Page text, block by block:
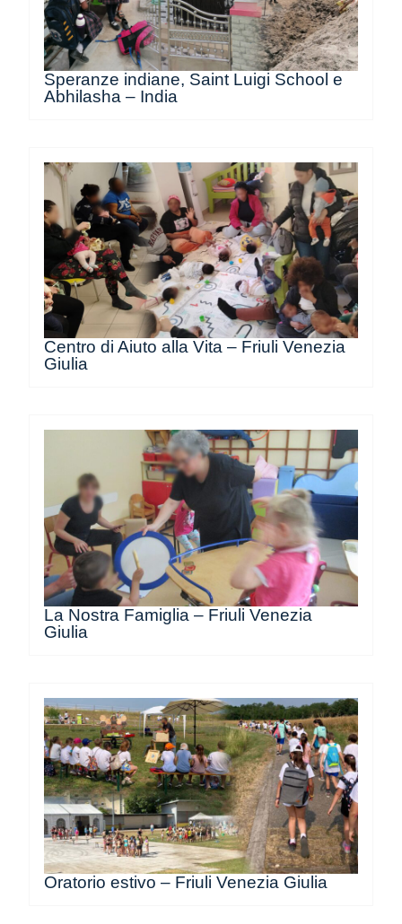
Speranze indiane, Saint Luigi School e
Abhilasha – India
Centro di Aiuto alla Vita – Friuli Venezia
Giulia
La Nostra Famiglia – Friuli Venezia
Giulia
Oratorio estivo – Friuli Venezia Giulia